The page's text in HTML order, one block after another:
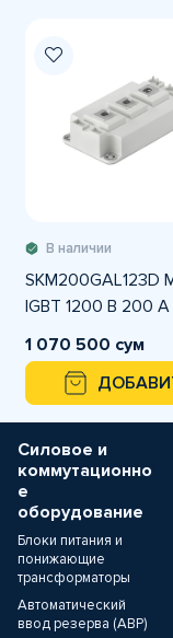
В наличии
SKM200GAL123D
IGBT 1200 В 200 A
1 070 500 сум
Силовое и
коммутационно
е
оборудование
Блоки питания и
понижающие
трансформаторы
Автоматический
ввод резерва (АВР)